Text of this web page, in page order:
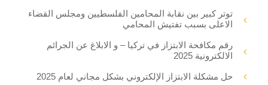
توتر كبير بين نقابة المحامين الفلسطيين ومجلس القضاء
الاعلى بسبب تفتيش المحامي
رقم مكافحة الابتزاز في تركيا – و الابلاغ عن الجرائم
الالكترونية 2025
حل مشكلة الابتزاز الإلكتروني بشكل مجاني لعام 2025